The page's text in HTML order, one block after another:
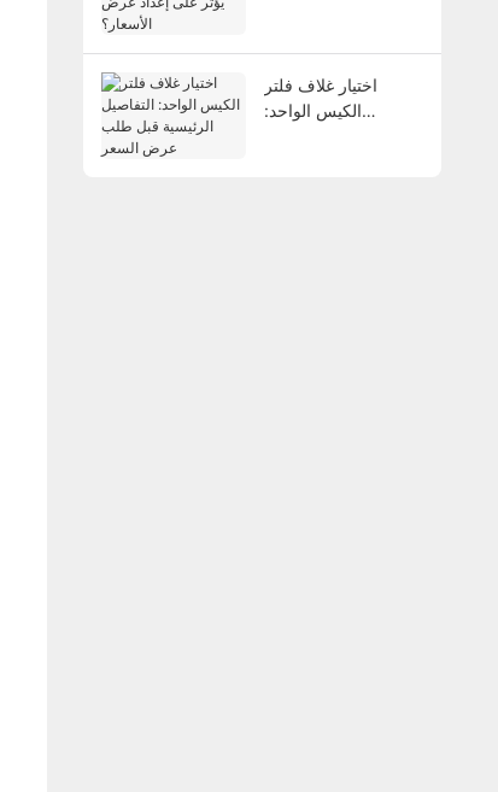
اختيار غلاف فلتر
الكيس الواحد: